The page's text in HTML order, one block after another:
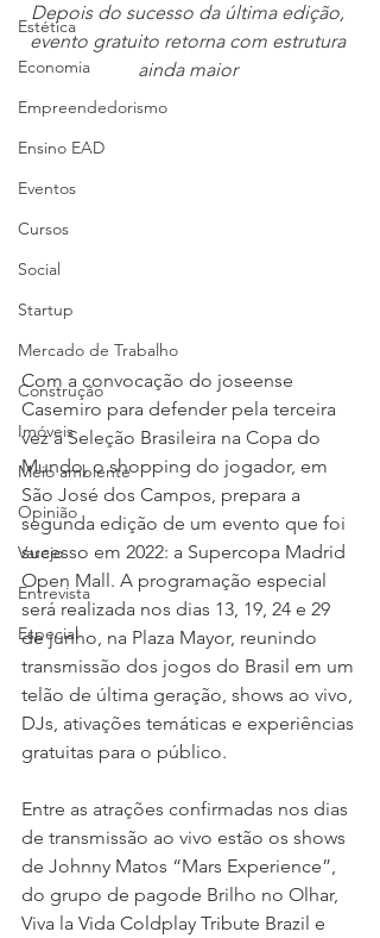
Estética
Economia
Empreendedorismo
Ensino EAD
Eventos
Cursos
Social
Startup
Mercado de Trabalho
Construção
Imóveis
Meio ambiente
Opinião
Varejo
Entrevista
Especial
Depois do sucesso da última edição,
evento gratuito retorna com estrutura
ainda maior
Com a convocação do joseense
Casemiro para defender pela terceira
vez a Seleção Brasileira na Copa do
Mundo, o shopping do jogador, em
São José dos Campos, prepara a
segunda edição de um evento que foi
sucesso em 2022: a Supercopa Madrid
Open Mall. A programação especial
será realizada nos dias 13, 19, 24 e 29
de junho, na Plaza Mayor, reunindo
transmissão dos jogos do Brasil em um
telão de última geração, shows ao vivo,
DJs, ativações temáticas e experiências
gratuitas para o público.
Entre as atrações confirmadas nos dias
de transmissão ao vivo estão os shows
de Johnny Matos “Mars Experience”,
do grupo de pagode Brilho no Olhar,
Viva la Vida Coldplay Tribute Brazil e